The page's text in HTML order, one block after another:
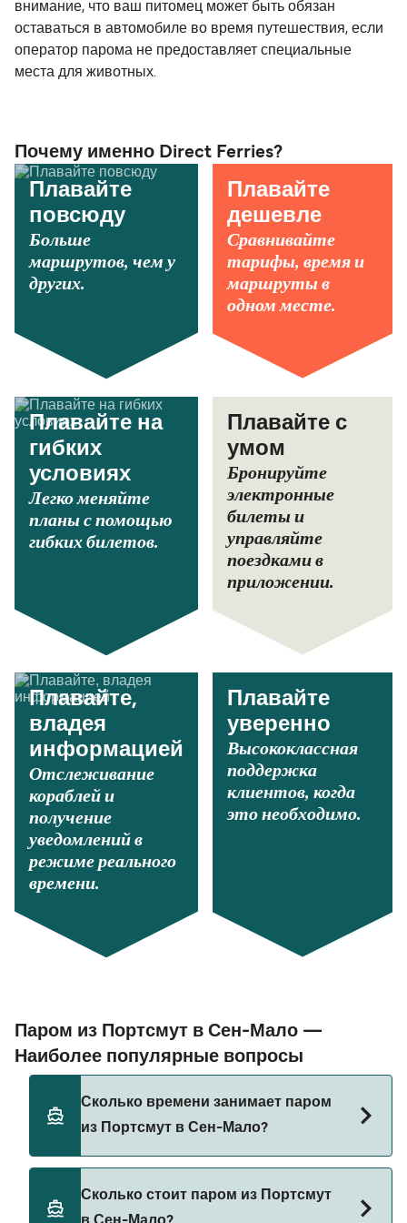
внимание, что ваш питомец может быть обязан
оставаться в автомобиле во время путешествия, если
оператор парома не предоставляет специальные
места для животных.
Почему именно Direct Ferries?
Плавайте
повсюду
Больше
маршрутов, чем у
других.
Плавайте
дешевле
Сравнивайте
тарифы, время и
маршруты в
одном месте.
Плавайте на
гибких
условиях
Легко меняйте
планы с помощью
гибких билетов.
Плавайте с
умом
Бронируйте
электронные
билеты и
управляйте
поездками в
приложении.
Плавайте,
владея
информацией
Отслеживание
кораблей и
получение
уведомлений в
режиме реального
времени.
Плавайте
уверенно
Высококлассная
поддержка
клиентов, когда
это необходимо.
Паром из Портсмут в Сен-Мало —
Наиболее популярные вопросы
Сколько времени занимает паром
из Портсмут в Сен-Мало?
Сен-Мало составляет примерно 11 ч 30 мин.
Сколько стоит паром из Портсмут